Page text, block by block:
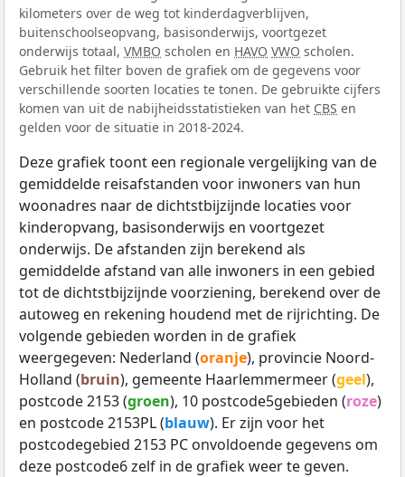
kilometers over de weg tot kinderdagverblijven,
buitenschoolseopvang, basisonderwijs, voortgezet
onderwijs totaal, VMBO scholen en HAVO VWO scholen.
Gebruik het filter boven de grafiek om de gegevens voor
verschillende soorten locaties te tonen. De gebruikte cijfers
komen van uit de nabijheidsstatistieken van het CBS en
gelden voor de situatie in 2018-2024.
Deze grafiek toont een regionale vergelijking van de
gemiddelde reisafstanden voor inwoners van hun
woonadres naar de dichtstbijzijnde locaties voor
kinderopvang, basisonderwijs en voortgezet
onderwijs. De afstanden zijn berekend als
gemiddelde afstand van alle inwoners in een gebied
tot de dichtstbijzijnde voorziening, berekend over de
autoweg en rekening houdend met de rijrichting. De
volgende gebieden worden in de grafiek
weergegeven: Nederland (oranje), provincie Noord-
Holland (bruin), gemeente Haarlemmermeer (geel),
postcode 2153 (groen), 10 postcode5gebieden (roze)
en postcode 2153PL (blauw). Er zijn voor het
postcodegebied 2153 PC onvoldoende gegevens om
deze postcode6 zelf in de grafiek weer te geven.